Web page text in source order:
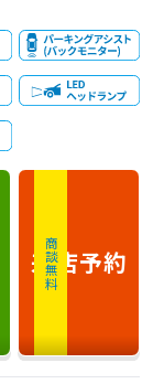
商談無料
来店予約